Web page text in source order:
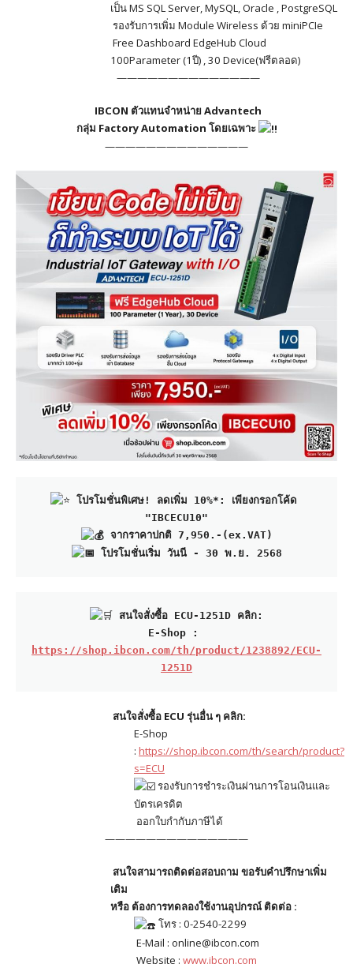
เป็น MS SQL Server, MySQL, Oracle , PostgreSQL
รองรับการเพิ่ม Module Wireless ด้วย miniPCIe
Free Dashboard EdgeHub Cloud
100Parameter (1ปี) , 30 Device(ฟรีตลอด)
——————————————
IBCON ตัวแทนจำหน่าย Advantech
กลุ่ม Factory Automation โดยเฉพาะ
——————————————
โปรโมชั่นพิเศษ! ลดเพิ่ม 10%*: เพียงกรอกโค้ด
"IBCECU10"
สนใจสั่งซื้อ ECU-1251D คลิก:
https://shop.ibcon.com/th/product/1238892/ECU-
1251D
สนใจสั่งซื้อ ECU รุ่นอื่น ๆ คลิก:
E-Shop
: https://shop.ibcon.com/th/search/product?
s=ECU
รองรับการชำระเงินผ่านการโอนเงินและ
บัตรเครดิต
ออกใบกํากับภาษีได้
——————————————
สนใจสามารถติดต่อสอบถาม ขอรับคำปรึกษาเพิ่ม
เติม
หรือ ต้องการทดลองใช้งานอุปกรณ์ ติดต่อ :
โทร : 0-2540-2299
E-Mail : online@ibcon.com
Website : www.ibcon.com